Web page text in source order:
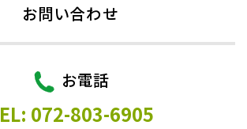
お問い合わせ
お電話
072-803-6905